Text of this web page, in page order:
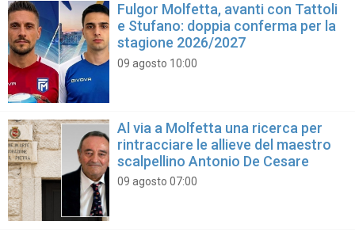
Fulgor Molfetta, avanti con Tattoli
e Stufano: doppia conferma per la
stagione 2026/2027
09 agosto 10:00
Al via a Molfetta una ricerca per
rintracciare le allieve del maestro
scalpellino Antonio De Cesare
09 agosto 07:00